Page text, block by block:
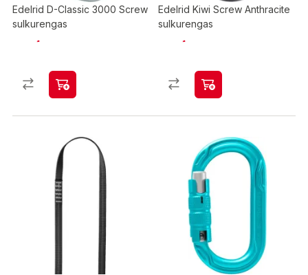
Edelrid D-Classic 3000 Screw
sulkurengas
Edelrid Kiwi Screw Anthracite
sulkurengas